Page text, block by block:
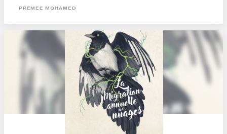
Reid. Un monde plein de nuances, avec des éléments évidemment très positifs
des aspects plus sombres comme un retour à...
PREMEE MOHAMED